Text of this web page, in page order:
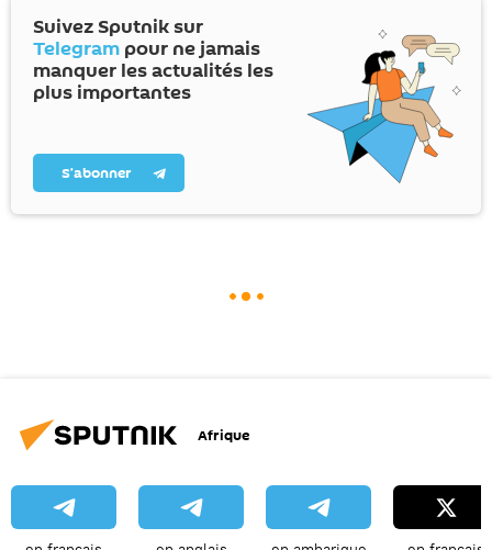
Suivez Sputnik sur
Telegram pour ne jamais
manquer les actualités les
plus importantes
S’abonner
Afrique